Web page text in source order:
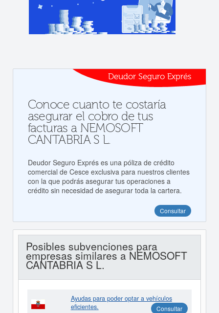
Deudor Seguro Exprés
Conoce cuanto te costaría
asegurar el cobro de tus
facturas a NEMOSOFT
CANTABRIA S L.
Deudor Seguro Exprés es una póliza de crédito
comercial de Cesce exclusiva para nuestros clientes
con la que podrás asegurar tus operaciones a
crédito sin necesidad de asegurar toda la cartera.
Consultar
Posibles subvenciones para
empresas similares a NEMOSOFT
CANTABRIA S L.
Ayudas para poder optar a vehículos
eficientes.
Consultar